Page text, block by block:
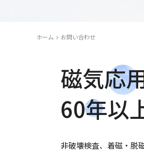
磁粉探傷機器
ホーム お問い合わせ
磁気応
60年以
非破壊検査、着磁・脱